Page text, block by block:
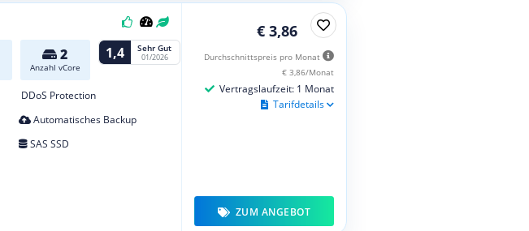
2
Anzahl vCore
1,4 Sehr Gut
01/2026
DDoS Protection
Automatisches Backup
SAS SSD
€ 3,86
Durchschnittspreis pro Monat
€ 3,86/Monat
Vertragslaufzeit: 1 Monat
Tarifdetails
ZUM ANGEBOT